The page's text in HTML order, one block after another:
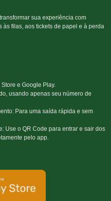
sua experiência com
filas, aos tickets de papel e à perda
e Google Play.
usando apenas seu número de
Para uma saída rápida e sem
Use o QR Code para entrar e sair dos
pelo app.